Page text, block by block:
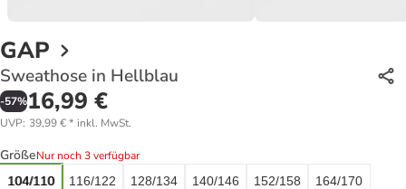
GAP
Sweathose in Hellblau
-57%16,99 €
UVP: 39,99 €* inkl. MwSt.
GrößeNur noch 3 verfügbar
104/110
116/122 128/134 140/146 152/158 164/170